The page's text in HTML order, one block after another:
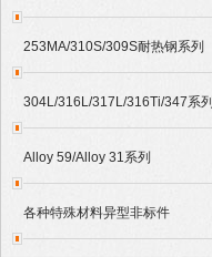
253MA/310S/309S耐热钢系列
304L/316L/317L/316Ti/347系列
Alloy 59/Alloy 31系列
各种特殊材料异型非标件